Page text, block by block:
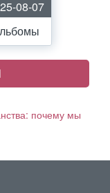
08-07
почему мы